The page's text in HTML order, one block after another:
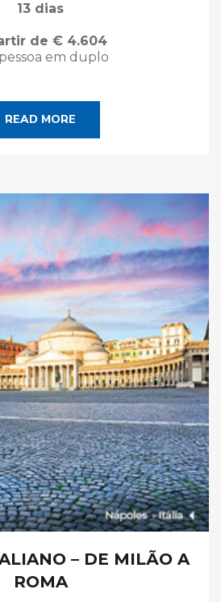
13 dias
de € 4.604
em duplo
READ MORE
– DE MILÃO A
ROMA